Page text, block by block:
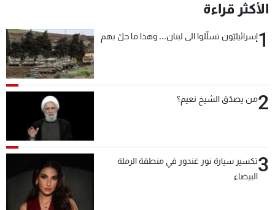
الأكثر قراءة
1إسرائيليّون تسلّلوا الى لبنان... وهذا ما حلّ بهم
2من يصدّق الشيخ نعيم؟
3تكسير سيارة نور غندور في منطقة الرملة
البيضاء